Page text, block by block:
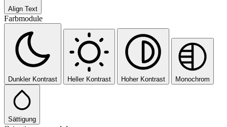
Align Text
Farbmodule
Dunkler Kontrast Heller Kontrast Hoher Kontrast Monochrom
Sättigung